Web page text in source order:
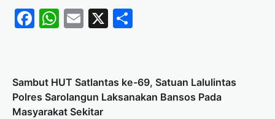
Facebook
WhatsApp
Email
X
Sambut HUT Satlantas ke-69, Satuan Lalulintas
Polres Sarolangun Laksanakan Bansos Pada
Masyarakat Sekitar